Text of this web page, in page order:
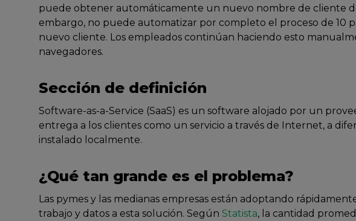
puede obtener automáticamente un nuevo nombre de cliente
embargo, no puede automatizar por completo el proceso de 10
nuevo cliente. Los empleados continúan haciendo esto
navegadores.
Sección de definición
Software-as-a-Service (SaaS) es un software alojado por un
entrega a los clientes como un servicio a través de Internet, a
instalado localmente.
¿Qué tan grande es el problema?
Las pymes y las medianas empresas están adoptando
trabajo y datos a esta solución. Según Statista, la cantidad